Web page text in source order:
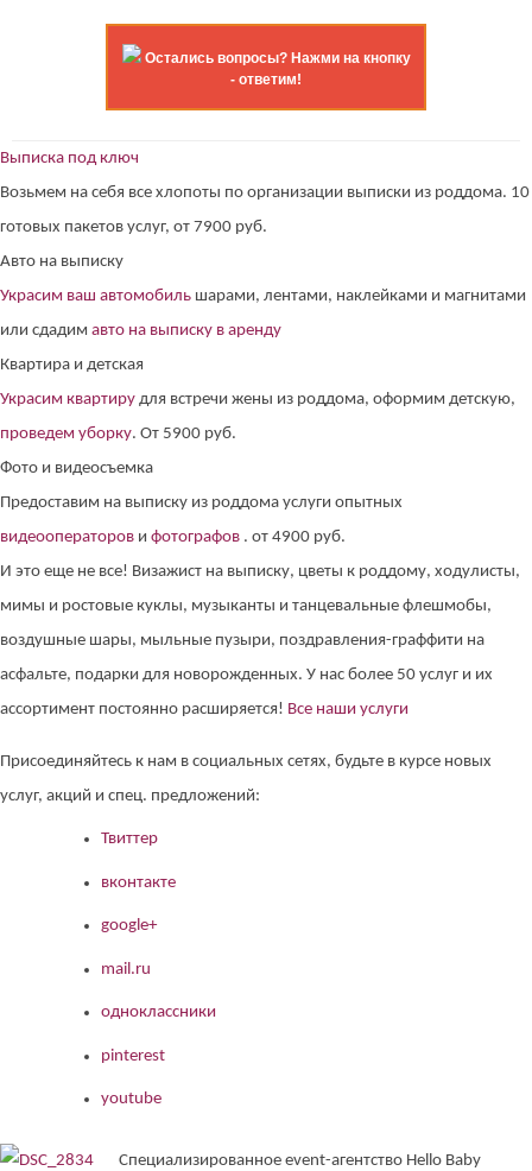
Остались вопросы? Нажми на кнопку
- ответим!
Выписка под ключ
Возьмем на себя все хлопоты по организации выписки из роддома. 10
готовых пакетов услуг, от 7900 руб.
Авто на выписку
Украсим ваш автомобиль шарами, лентами, наклейками и магнитами
или сдадим авто на выписку в аренду
Квартира и детская
Украсим квартиру для встречи жены из роддома, оформим детскую,
проведем уборку. От 5900 руб.
Фото и видеосъемка
Предоставим на выписку из роддома услуги опытных
видеооператоров и фотографов . от 4900 руб.
И это еще не все! Визажист на выписку, цветы к роддому, ходулисты,
мимы и ростовые куклы, музыканты и танцевальные флешмобы,
воздушные шары, мыльные пузыри, поздравления-граффити на
асфальте, подарки для новорожденных. У нас более 50 услуг и их
ассортимент постоянно расширяется! Все наши услуги
Присоединяйтесь к нам в социальных сетях, будьте в курсе новых
услуг, акций и спец. предложений:
Твиттер
вконтакте
google+
mail.ru
одноклассники
pinterest
youtube
Специализированное event-агентство Hello Baby